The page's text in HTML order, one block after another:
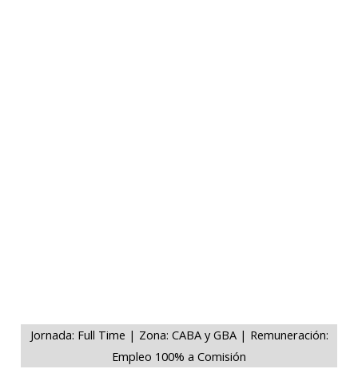
Jornada: Full Time | Zona: CABA y GBA | Remuneración:
Empleo 100% a Comisión